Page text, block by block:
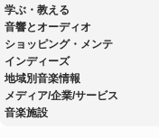
学ぶ・教える
音響とオーディオ
ショッピング・メンテ
インディーズ
地域別音楽情報
メディア/企業/サービス
音楽施設